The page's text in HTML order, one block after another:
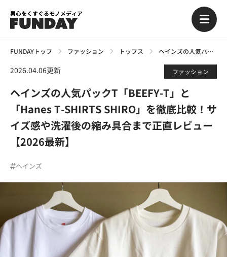
男心をくすぐるモノメディア
FUNDAYトップ ファッション トップス ヘインズの人気パックT「BEEFY-T」と「Hanes T-SHIRTS SHIRO」を徹底比較！サイズ感や洗濯後の縮み具合まで正直レビュー【2026最新】
2026.04.06更新 ファッション
ヘインズの人気パックT「BEEFY-T」と
「Hanes T-SHIRTS SHIRO」を徹底比較！サ
イズ感や洗濯後の縮み具合まで正直レビュー
【2026最新】
ヘインズ